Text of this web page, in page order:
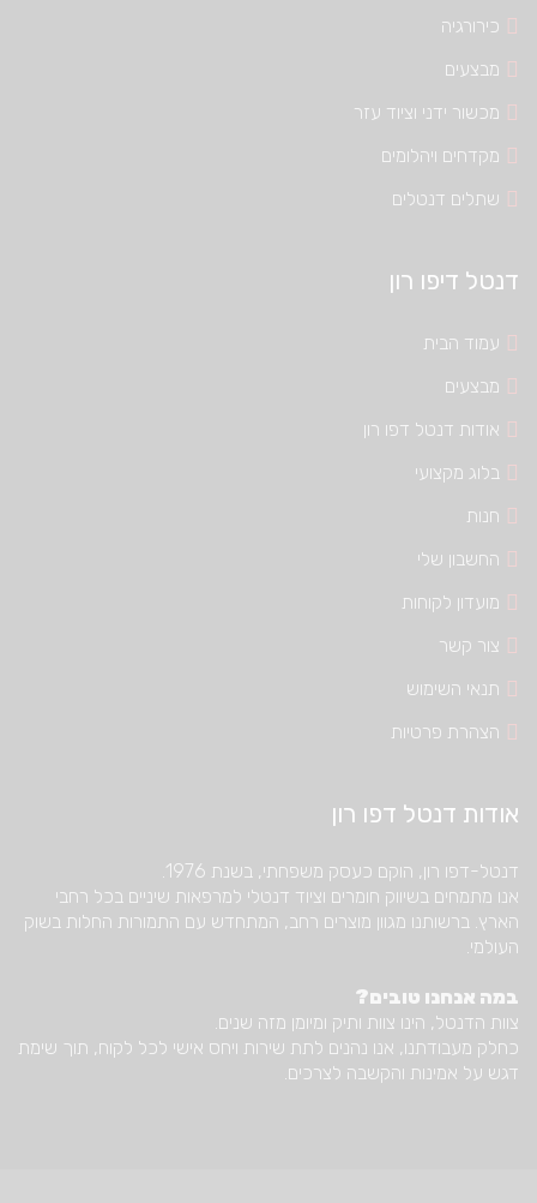
כירורגיה
מבצעים
מכשור ידני וציוד עזר
מקדחים ויהלומים
שתלים דנטלים
דנטל דיפו רון
עמוד הבית
מבצעים
אודות דנטל דפו רון
בלוג מקצועי
חנות
החשבון שלי
מועדון לקוחות
צור קשר
תנאי השימוש
הצהרת פרטיות
אודות דנטל דפו רון
דנטל-דפו רון, הוקם כעסק משפחתי, בשנת 1976.
אנו מתמחים בשיווק חומרים וציוד דנטלי למרפאות שיניים בכל רחבי
הארץ. ברשותנו מגוון מוצרים רחב, המתחדש עם התמורות החלות בשוק
העולמי.
במה אנחנו טובים?
צוות הדנטל, הינו צוות ותיק ומיומן מזה שנים.
כחלק מעבודתנו, אנו נהנים לתת שירות ויחס אישי לכל לקוח, תוך שימת
דגש על אמינות והקשבה לצרכים.